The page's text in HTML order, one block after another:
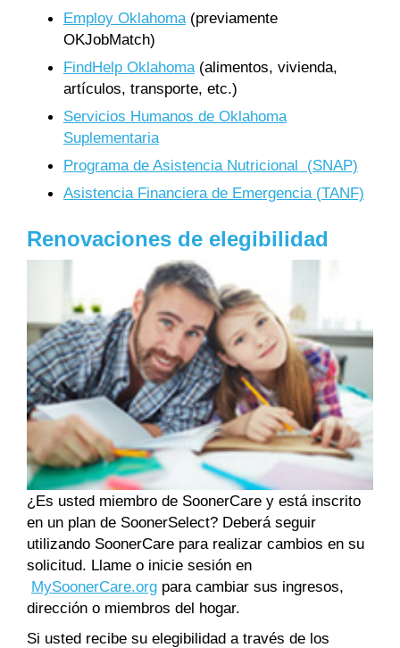
Employ Oklahoma(previamente
OKJobMatch)
FindHelp Oklahoma(alimentos, vivienda,
artículos, transporte, etc.)
Servicios Humanos de Oklahoma
Suplementaria
Programa de Asistencia Nutricional (SNAP)
Asistencia Financiera de Emergencia (TANF)
Renovaciones de elegibilidad
¿Es usted miembro de SoonerCare y está inscrito
en un plan de SoonerSelect? Deberá seguir
utilizando SoonerCare para realizar cambios en su
solicitud. Llame o inicie sesión en
MySoonerCare.org para cambiar sus ingresos,
dirección o miembros del hogar.
Si usted recibe su elegibilidad a través de los